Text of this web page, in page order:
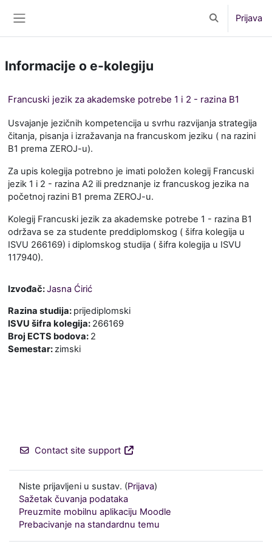
Toggle search
Prijava
Informacije o e-kolegiju
Francuski jezik za akademske potrebe 1 i 2 - razina B1
Usvajanje jezičnih kompetencija u svrhu razvijanja strategija
čitanja, pisanja i izražavanja na francuskom jeziku ( na razini
B1 prema ZEROJ-u).
Za upis kolegija potrebno je imati položen kolegij Francuski
jezik 1 i 2 - razina A2 ili predznanje iz francuskog jezika na
početnoj razini B1 prema ZEROJ-u.
Kolegij Francuski jezik za akademske potrebe 1 - razina B1
održava se za studente preddiplomskog ( šifra kolegija u
ISVU 266169) i diplomskog studija ( šifra kolegija u ISVU
117940).
Izvođač:Jasna Ćirić
Razina studija: prijediplomski
ISVU šifra kolegija: 266169
Broj ECTS bodova: 2
Semestar:zimski
Contact site support
Niste prijavljeni u sustav. (Prijava)
Sažetak čuvanja podataka
Preuzmite mobilnu aplikaciju Moodle
Prebacivanje na standardnu temu